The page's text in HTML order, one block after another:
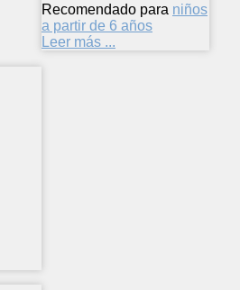
Recomendado para niños
a partir de 6 años
Leer más ...